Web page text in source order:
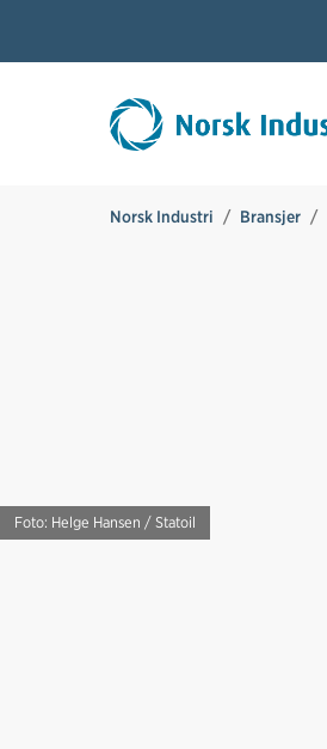
Norsk Industri Bransjer
Foto: Helge Hansen / Statoil